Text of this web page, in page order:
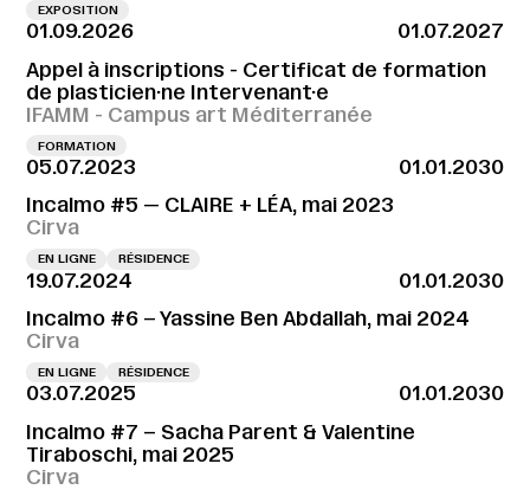
EXPOSITION
01.09.2026
01.07.2027
Appel à inscriptions - Certificat de formation
de plasticien·ne Intervenant·e
IFAMM - Campus art Méditerranée
FORMATION
05.07.2023
01.01.2030
Incalmo #5 — CLAIRE + LÉA, mai 2023
Cirva
EN LIGNE RÉSIDENCE
19.07.2024
01.01.2030
Incalmo #6 – Yassine Ben Abdallah, mai 2024
Cirva
EN LIGNE RÉSIDENCE
03.07.2025
01.01.2030
Incalmo #7 – Sacha Parent & Valentine
Tiraboschi, mai 2025
Cirva